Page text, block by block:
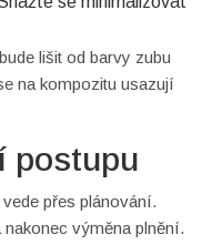
lišit od barvy zubu
na kompozitu usazují
postupu
přes plánování.
výměna plnění.